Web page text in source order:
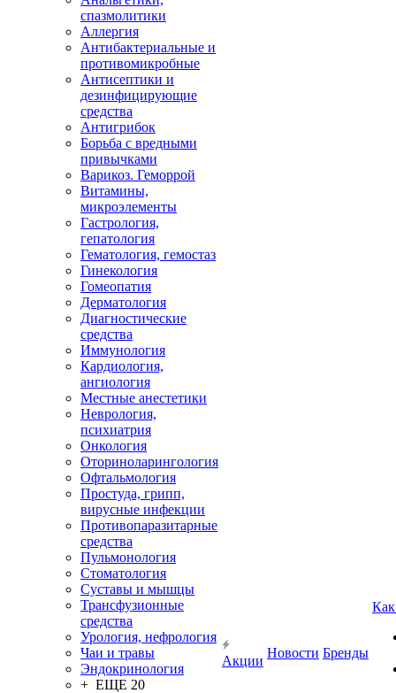
спазмолитики
Аллергия
Антибактериальные и
противомикробные
Антисептики и
дезинфицирующие
средства
Антигрибок
Борьба с вредными
привычками
Варикоз. Геморрой
Витамины,
микроэлементы
Гастрология,
гепатология
Гематология, гемостаз
Гинекология
Гомеопатия
Дерматология
Диагностические
средства
Иммунология
Кардиология,
ангиология
Местные анестетики
Неврология,
психиатрия
Онкология
Оториноларингология
Офтальмология
Простуда, грипп,
вирусные инфекции
Противопаразитарные
средства
Пульмонология
Стоматология
Суставы и мышцы
Трансфузионные
средства
Урология, нефрология
Чаи и травы
Эндокринология
+ ЕЩЕ 20
Акции
Новости Бренды